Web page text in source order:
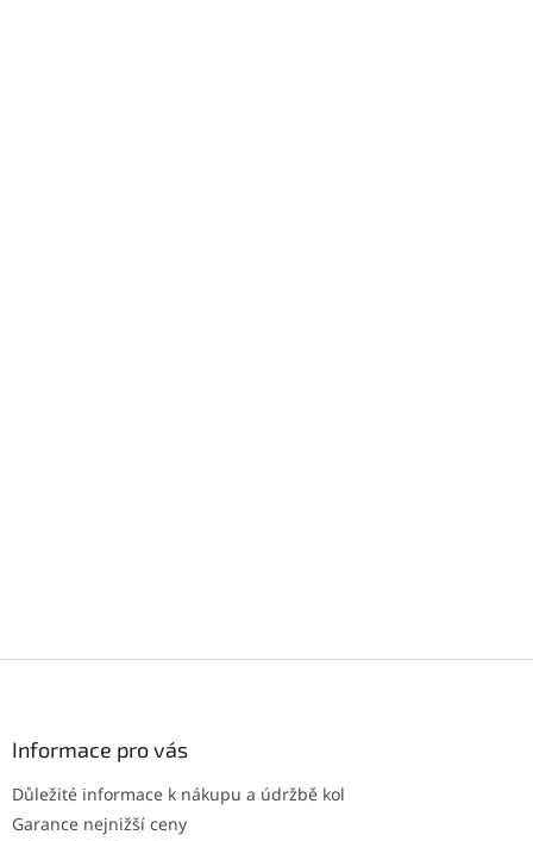
Informace pro vás
Důležité informace k nákupu a údržbě kol
Garance nejnižší ceny